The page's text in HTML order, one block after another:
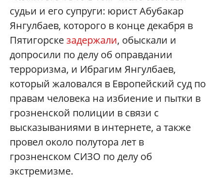
судьи и его супруги: юрист Абубакар
Янгулбаев, которого в конце декабря в
Пятигорскезадержали, обыскали и
допросили по делу об оправдании
терроризма, и Ибрагим Янгулбаев,
который жаловался в Европейский суд по
правам человека на избиение и пытки в
грозненской полиции в связи с
высказываниями в интернете, а также
провел около полутора лет в
грозненском СИЗО по делу об
экстремизме.